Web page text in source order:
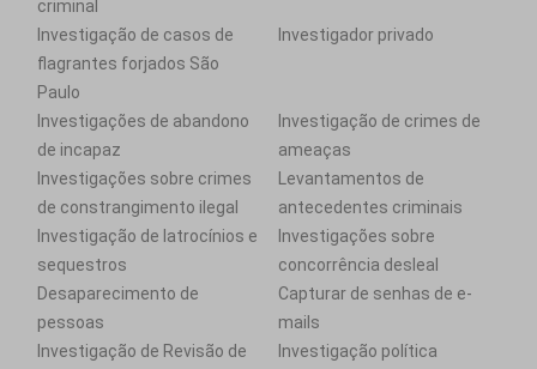
criminal
Investigação de casos de
flagrantes forjados São
Paulo
Investigador privado
Investigações de abandono
de incapaz
Investigação de crimes de
ameaças
Investigações sobre crimes
de constrangimento ilegal
Levantamentos de
antecedentes criminais
Investigação de latrocínios e
sequestros
Investigações sobre
concorrência desleal
Desaparecimento de
pessoas
Capturar de senhas de e-
mails
Investigação de Revisão de
Investigação política